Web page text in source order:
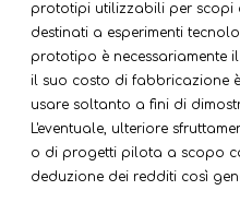
prototipi utilizzabili per scopi
destinati a esperimenti
prototipo è necessariamente
il suo costo di fabbricazione
usare soltanto a fini di
L'eventuale, ulteriore
o di progetti pilota a scopo
deduzione dei redditi così